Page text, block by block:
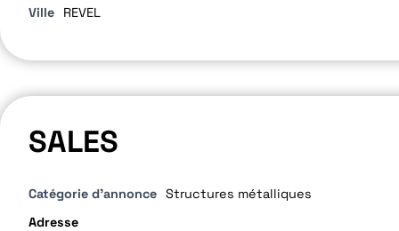
Ville
REVEL
SALES
Catégorie d'annonce Structures métalliques
Adresse